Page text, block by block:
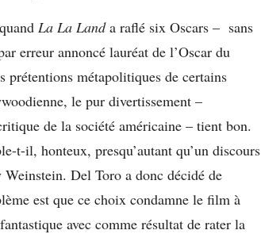
La La Landa raflé six Oscars – sans
erreur annoncé lauréat de l’Oscar du
métapolitiques de certains
le pur divertissement –
de la société américaine – tient bon.
t-il, honteux, presqu’autant qu’un discours
Del Toro a donc décidé de
est que ce choix condamne le film à
avec comme résultat de rater la